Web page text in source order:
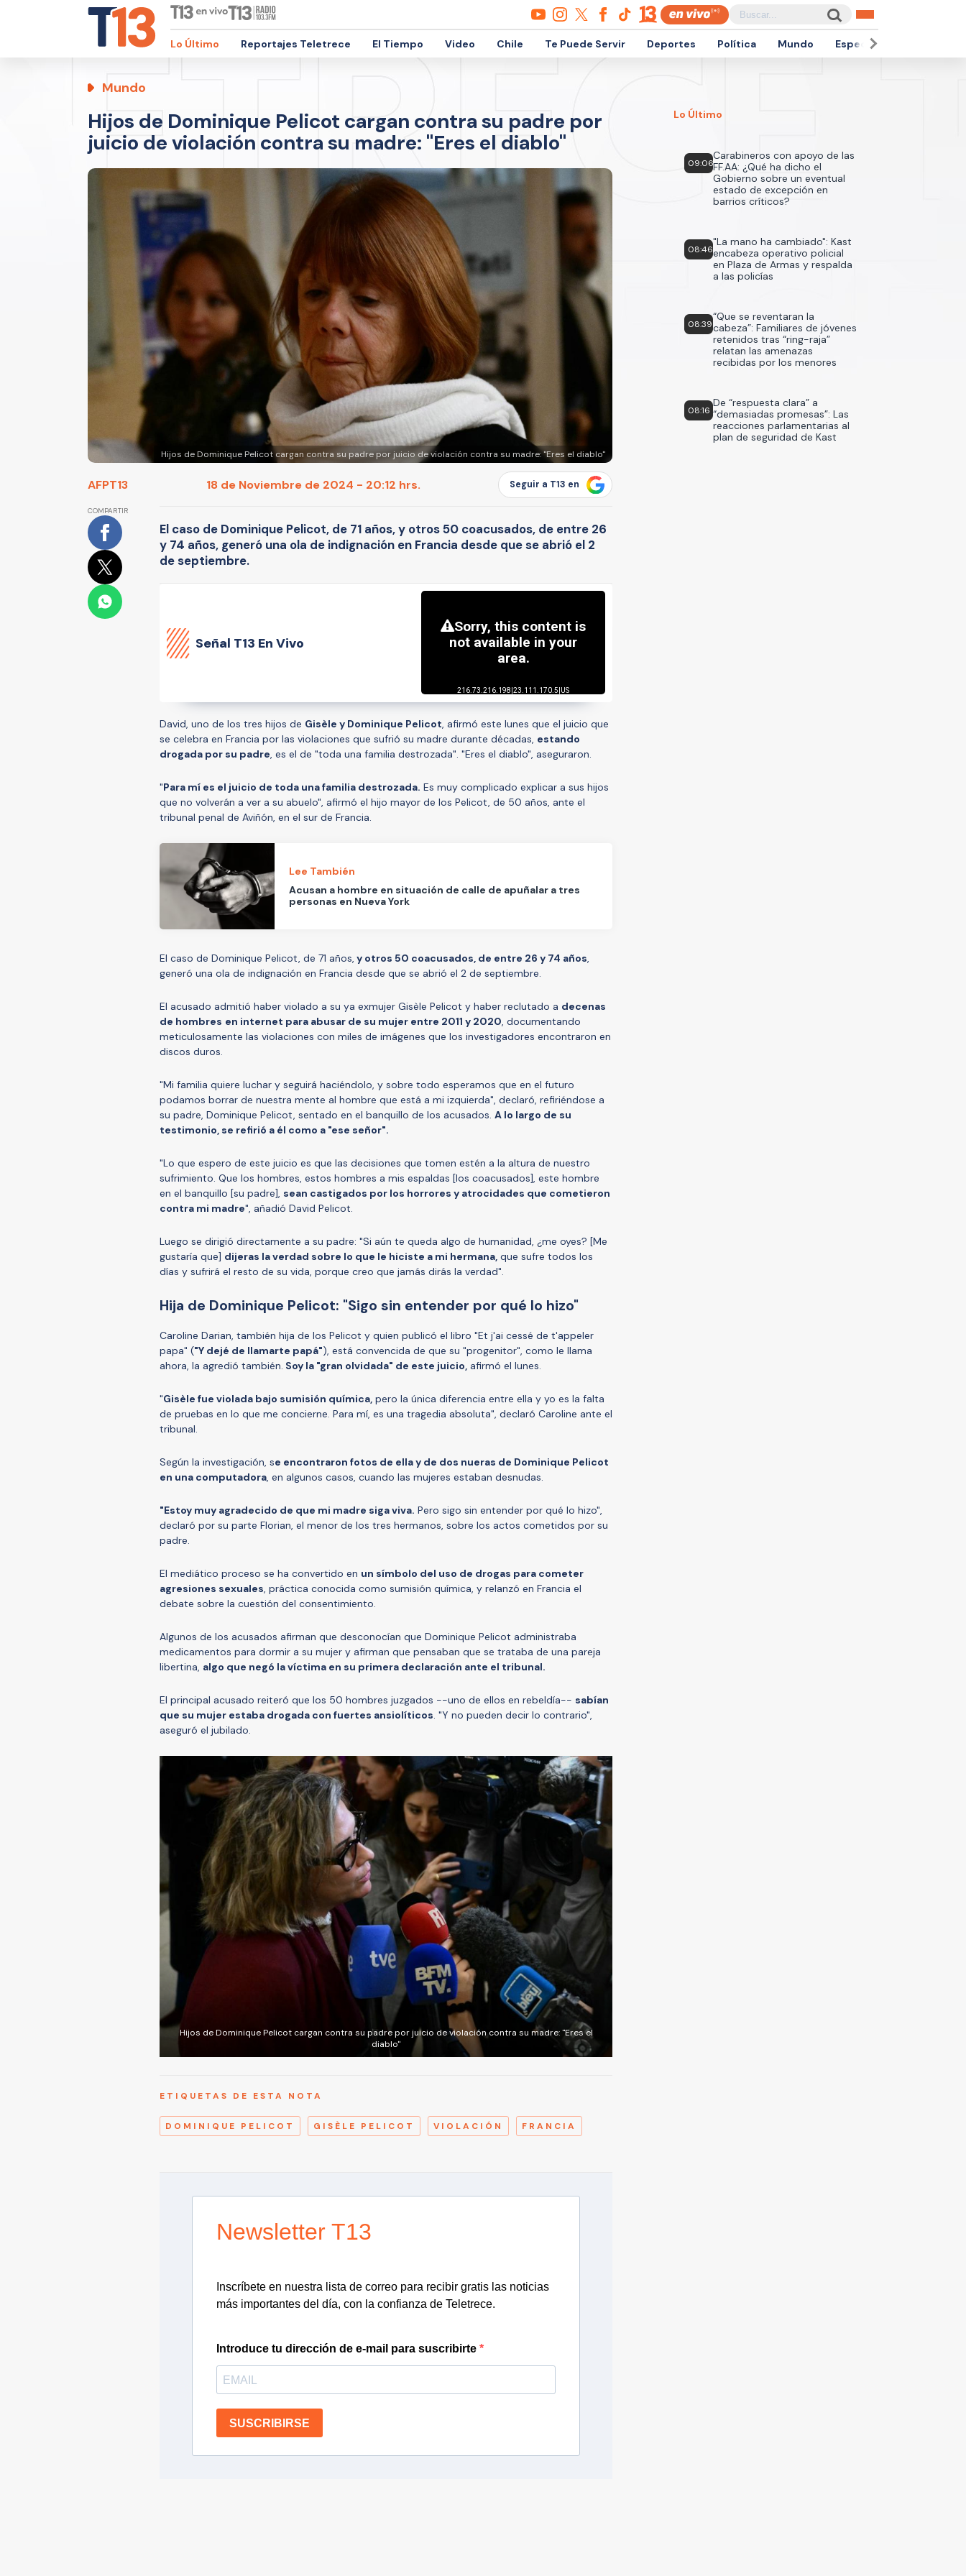
Lo Último Reportajes Teletrece El Tiempo Video Chile Te Puede Servir Deportes Política Mundo Espectáculos
Mundo
Hijos de Dominique Pelicot cargan contra su padre por
juicio de violación contra su madre: "Eres el diablo"
Hijos de Dominique Pelicot cargan contra su padre por juicio de violación contra su madre: "Eres el diablo"
AFPT13 18 de Noviembre de 2024 - 20:12 hrs. Seguir a T13 en
COMPARTIR
El caso de Dominique Pelicot, de 71 años, y otros 50 coacusados, de entre 26
y 74 años, generó una ola de indignación en Francia desde que se abrió el 2
de septiembre.
Señal T13 En Vivo
David, uno de los tres hijos de Gisèle y Dominique Pelicot, afirmó este lunes que el juicio que
se celebra en Francia por las violaciones que sufrió su madre durante décadas, estando
drogada por su padre, es el de "toda una familia destrozada". "Eres el diablo", aseguraron.
"Para mí es el juicio de toda una familia destrozada. Es muy complicado explicar a sus hijos
que no volverán a ver a su abuelo", afirmó el hijo mayor de los Pelicot, de 50 años, ante el
tribunal penal de Aviñón, en el sur de Francia.
Lee También
Acusan a hombre en situación de calle de apuñalar a tres
personas en Nueva York
El caso de Dominique Pelicot, de 71 años, y otros 50 coacusados, de entre 26 y 74 años,
generó una ola de indignación en Francia desde que se abrió el 2 de septiembre.
El acusado admitió haber violado a su ya exmujer Gisèle Pelicot y haber reclutado a decenas
de hombres en internet para abusar de su mujer entre 2011 y 2020, documentando
meticulosamente las violaciones con miles de imágenes que los investigadores encontraron en
discos duros.
"Mi familia quiere luchar y seguirá haciéndolo, y sobre todo esperamos que en el futuro
podamos borrar de nuestra mente al hombre que está a mi izquierda", declaró, refiriéndose a
su padre, Dominique Pelicot, sentado en el banquillo de los acusados. A lo largo de su
testimonio, se refirió a él como a "ese señor".
"Lo que espero de este juicio es que las decisiones que tomen estén a la altura de nuestro
sufrimiento. Que los hombres, estos hombres a mis espaldas [los coacusados], este hombre
en el banquillo [su padre], sean castigados por los horrores y atrocidades que cometieron
contra mi madre", añadió David Pelicot.
Luego se dirigió directamente a su padre: "Si aún te queda algo de humanidad, ¿me oyes? [Me
gustaría que] dijeras la verdad sobre lo que le hiciste a mi hermana, que sufre todos los
días y sufrirá el resto de su vida, porque creo que jamás dirás la verdad".
Hija de Dominique Pelicot: "Sigo sin entender por qué lo hizo"
Caroline Darian, también hija de los Pelicot y quien publicó el libro "Et j'ai cessé de t'appeler
papa" ("Y dejé de llamarte papá"), está convencida de que su "progenitor", como le llama
ahora, la agredió también. Soy la "gran olvidada" de este juicio, afirmó el lunes.
"Gisèle fue violada bajo sumisión química, pero la única diferencia entre ella y yo es la falta
de pruebas en lo que me concierne. Para mí, es una tragedia absoluta", declaró Caroline ante el
tribunal.
Según la investigación, se encontraron fotos de ella y de dos nueras de Dominique Pelicot
en una computadora, en algunos casos, cuando las mujeres estaban desnudas.
"Estoy muy agradecido de que mi madre siga viva. Pero sigo sin entender por qué lo hizo",
declaró por su parte Florian, el menor de los tres hermanos, sobre los actos cometidos por su
padre.
El mediático proceso se ha convertido en un símbolo del uso de drogas para cometer
agresiones sexuales, práctica conocida como sumisión química, y relanzó en Francia el
debate sobre la cuestión del consentimiento.
Algunos de los acusados afirman que desconocían que Dominique Pelicot administraba
medicamentos para dormir a su mujer y afirman que pensaban que se trataba de una pareja
libertina, algo que negó la víctima en su primera declaración ante el tribunal.
El principal acusado reiteró que los 50 hombres juzgados --uno de ellos en rebeldía-- sabían
que su mujer estaba drogada con fuertes ansiolíticos. "Y no pueden decir lo contrario",
aseguró el jubilado.
Hijos de Dominique Pelicot cargan contra su padre por juicio de violación contra su madre: "Eres el
diablo"
ETIQUETAS DE ESTA NOTA
DOMINIQUE PELICOT GISÈLE PELICOT VIOLACIÓN FRANCIA
Newsletter T13
Inscríbete en nuestra lista de correo para recibir gratis las noticias
más importantes del día, con la confianza de Teletrece.
Introduce tu dirección de e-mail para suscribirte
SUSCRIBIRSE
Lo Último
09:06
Carabineros con apoyo de las
FF.AA: ¿Qué ha dicho el
Gobierno sobre un eventual
estado de excepción en
barrios críticos?
08:46
"La mano ha cambiado": Kast
encabeza operativo policial
en Plaza de Armas y respalda
a las policías
08:39
“Que se reventaran la
cabeza”: Familiares de jóvenes
retenidos tras “ring-raja”
relatan las amenazas
recibidas por los menores
08:16
De “respuesta clara” a
“demasiadas promesas”: Las
reacciones parlamentarias al
plan de seguridad de Kast